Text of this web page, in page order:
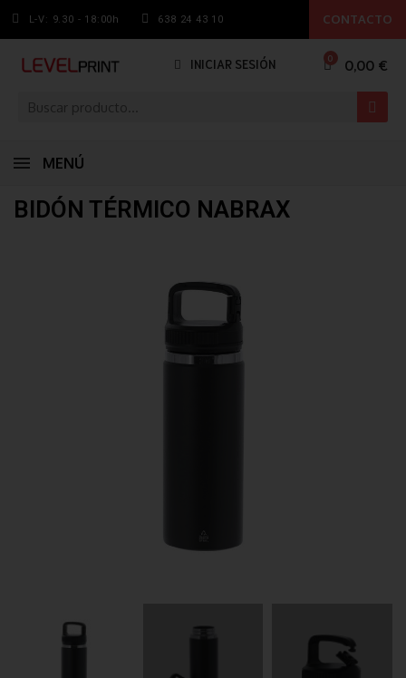
L-V: 9.30 - 18:00h 638 24 43 10 CONTACTO
INICIAR SESIÓN 0,00 €
MENÚ
BIDÓN TÉRMICO NABRAX